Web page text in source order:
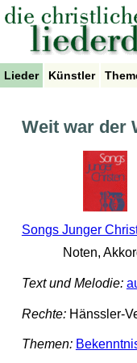
Lieder Künstler
Weit war der
Songs Junger
Noten,
Text und Melodie:
Rechte:Hänssler-
Themen: